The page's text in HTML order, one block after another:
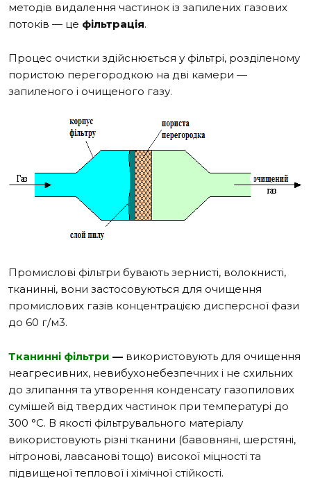
методів видалення частинок із запилених газових
потоків — це фільтрація.
Процес очистки здійснюється у фільтрі, розділеному
пористою перегородкою на дві камери —
запиленого і очищеного газу.
Промислові фільтри бувають зернисті, волокнисті,
тканинні, вони застосовуються для очищення
промислових газів концентрацією дисперсної фази
до 60 г/м3.
Тканинні фільтри — використовують для очищення
неагресивних, невибухонебезпечних і не схильних
до злипання та утворення конденсату газопилових
сумішей від твердих частинок при температурі до
300 °С. В якості фільтрувального матеріалу
використовують різні тканини (бавовняні, шерстяні,
нітронові, лавсанові тощо) високої міцності та
підвищеної теплової і хімічної стійкості.